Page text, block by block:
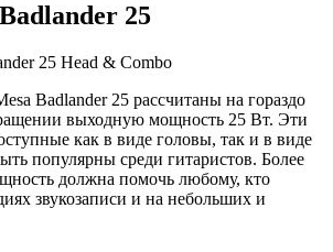
25
Badlander 25 рассчитаны на гораздо
выходную мощность 25 Вт. Эти
как в виде головы, так и в виде
популярны среди гитаристов. Более
должна помочь любому, кто
звукозаписи и на небольших и